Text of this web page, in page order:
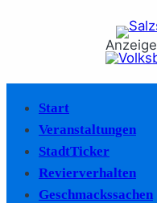
Anzeige
Start
Veranstaltungen
StadtTicker
Revierverhalten
Geschmackssachen